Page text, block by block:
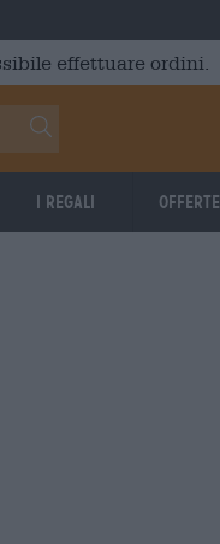
effettuare ordini.
I regali